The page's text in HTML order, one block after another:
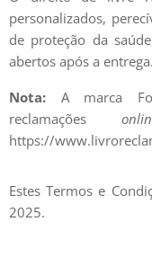
personalizados,
de proteção da
abertos após a entrega.
Nota: A marca
reclamações
https://
Estes Termos e
2025.